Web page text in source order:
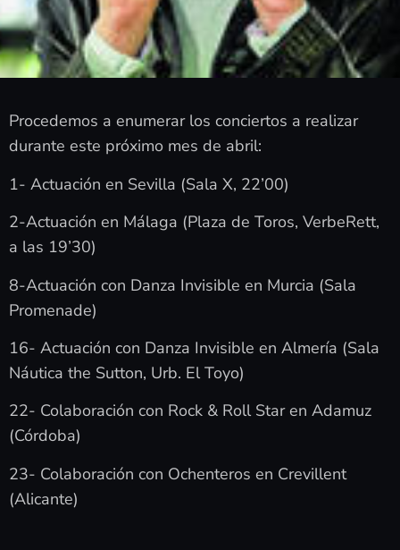
Procedemos a enumerar los conciertos a realizar
durante este próximo mes de abril:
1- Actuación en Sevilla (Sala X, 22’00)
2-Actuación en Málaga (Plaza de Toros, VerbeRett,
a las 19’30)
8-Actuación con Danza Invisible en Murcia (Sala
Promenade)
16- Actuación con Danza Invisible en Almería (Sala
Náutica the Sutton, Urb. El Toyo)
22- Colaboración con Rock & Roll Star en Adamuz
(Córdoba)
23- Colaboración con Ochenteros en Crevillent
(Alicante)